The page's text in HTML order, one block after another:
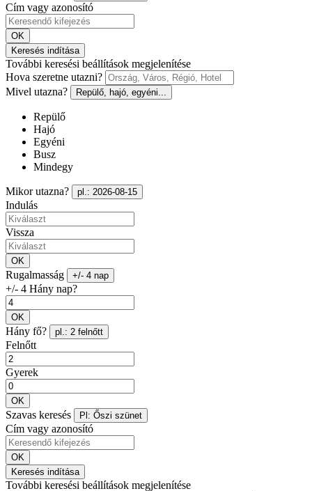
Cím vagy azonosító
OK
Keresés indítása
További keresési beállítások megjelenítése
Hova szeretne utazni?
Mivel utazna?
Repülő, hajó, egyéni...
Repülő
Hajó
Egyéni
Busz
Mindegy
Mikor utazna? pl.: 2026-08-15
Indulás
Vissza
OK
Rugalmasság +/- 4 nap
+/- 4 Hány nap?
OK
Hány fő? pl.: 2 felnőtt
Felnőtt
Gyerek
OK
Szavas keresés Pl: Őszi szünet
Cím vagy azonosító
OK
Keresés indítása
További keresési beállítások megjelenítése